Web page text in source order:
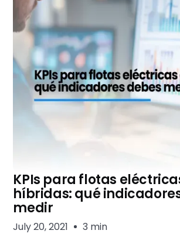
KPIs para flotas
híbridas: qué
medir
July 20, 2021 3 min